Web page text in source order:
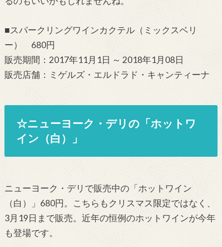
■スパークリングワインカクテル（ミックスベリ
ー） 680円
販売期間：2017年11月1日 ～ 2018年1月08日
販売店舗：ミゲルズ・エルドラド・キャンティーナ
☆ニューヨーク・デリの「ホットワ
イン（白）」
ニューヨーク・デリで販売中の「ホットワイン
（白）」680円。こちらもクリスマス限定ではなく、
3月19日まで販売。近年の恒例のホットワインが今年
も登場です。